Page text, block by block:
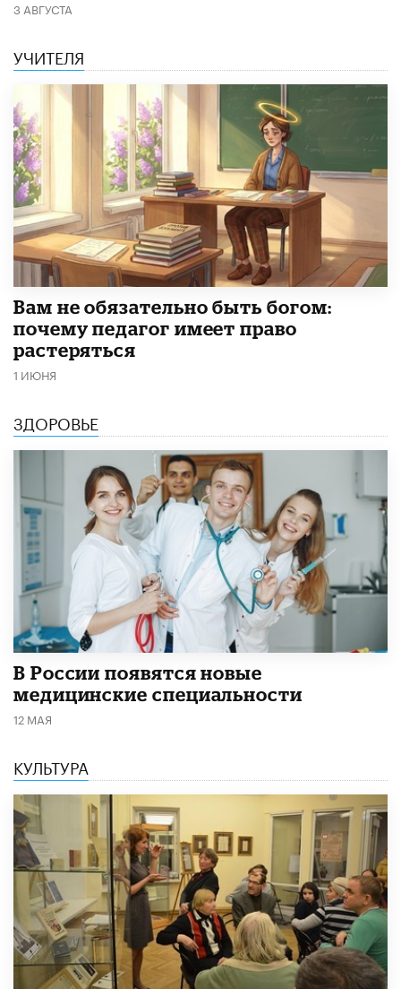
3 АВГУСТА
УЧИТЕЛЯ
​Вам не обязательно быть богом:
почему педагог имеет право
растеряться
1 ИЮНЯ
ЗДОРОВЬЕ
В России появятся новые
медицинские специальности
12 МАЯ
КУЛЬТУРА